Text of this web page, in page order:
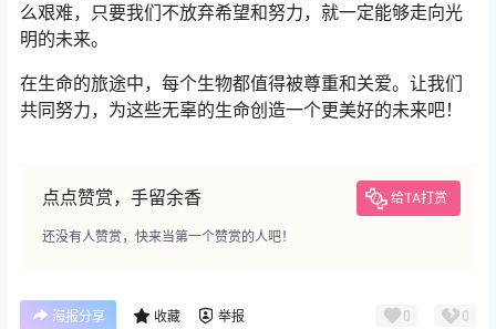
么艰难，只要我们不放弃希望和努力，就一定能够走向光
明的未来。
在生命的旅途中，每个生物都值得被尊重和关爱。让我们
共同努力，为这些无辜的生命创造一个更美好的未来吧！
点点赞赏，手留余香 给TA打赏
还没有人赞赏，快来当第一个赞赏的人吧！
海报分享 收藏 举报 0 0